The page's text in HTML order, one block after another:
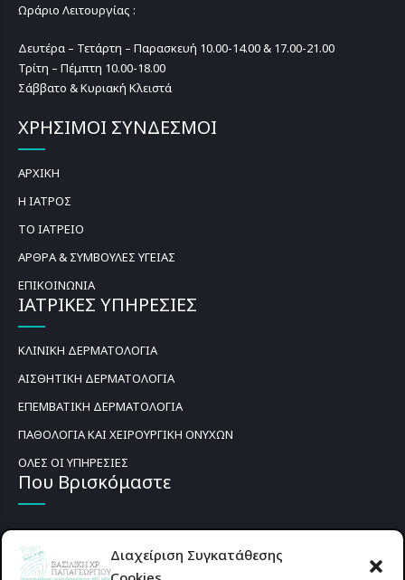
Διαχείριση Συγκατάθεσης
Ωράριο Λειτουργίας :
Δευτέρα – Τετάρτη – Παρασκευή 10.00-14.00 & 17.00-21.00
Τρίτη – Πέμπτη 10.00-18.00
Σάββατο & Κυριακή Κλειστά
ΧΡΗΣΙΜΟΙ ΣΥΝΔΕΣΜΟΙ
ΑΡΧΙΚΗ
Η ΙΑΤΡΟΣ
ΤΟ ΙΑΤΡΕΙΟ
ΑΡΘΡΑ & ΣΥΜΒΟΥΛΕΣ ΥΓΕΙΑΣ
ΕΠΙΚΟΙΝΩΝΙΑ
ΙΑΤΡΙΚΕΣ ΥΠΗΡΕΣΙΕΣ
ΚΛΙΝΙΚΗ ΔΕΡΜΑΤΟΛΟΓΙΑ
ΑΙΣΘΗΤΙΚΗ ΔΕΡΜΑΤΟΛΟΓΙΑ
ΕΠΕΜΒΑΤΙΚΗ ΔΕΡΜΑΤΟΛΟΓΙΑ
ΠΑΘΟΛΟΓΙΑ ΚΑΙ ΧΕΙΡΟΥΡΓΙΚΗ ΟΝΥΧΩΝ
ΟΛΕΣ ΟΙ ΥΠΗΡΕΣΙΕΣ
Που Βρισκόμαστε